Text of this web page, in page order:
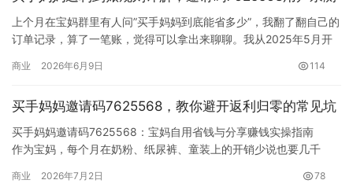
上个月在宝妈群里有人问”买手妈妈到底能省多少”，我翻了翻自己的
订单记录，算了一笔账，觉得可以拿出来聊聊。我从2025年5月开
说说真实的数据和踩过的坑。
我家娃三岁，每月固定开销大头就这几样：奶粉一罐大概260元，一
个月两罐；纸尿裤L码一包80出…
商业 2026年6月9日 114
买手妈妈邀请码7625568，教你避开返利归零的常见坑
买手妈妈邀请码7625568：宝妈自用省钱与分享赚钱实操指南
作为宝妈，每个月在奶粉、纸尿裤、童装上的开销少说也要几千
在使用买手妈妈时发现，明明走了返利链接，最终却没有收到佣
商业 2026年7月2日 78